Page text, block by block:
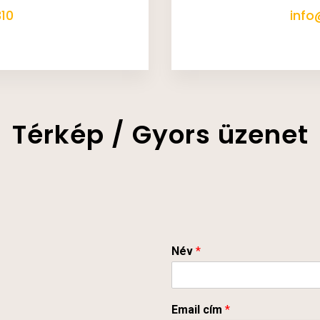
Térkép / Gyors üzenet
Név*
Email cím*